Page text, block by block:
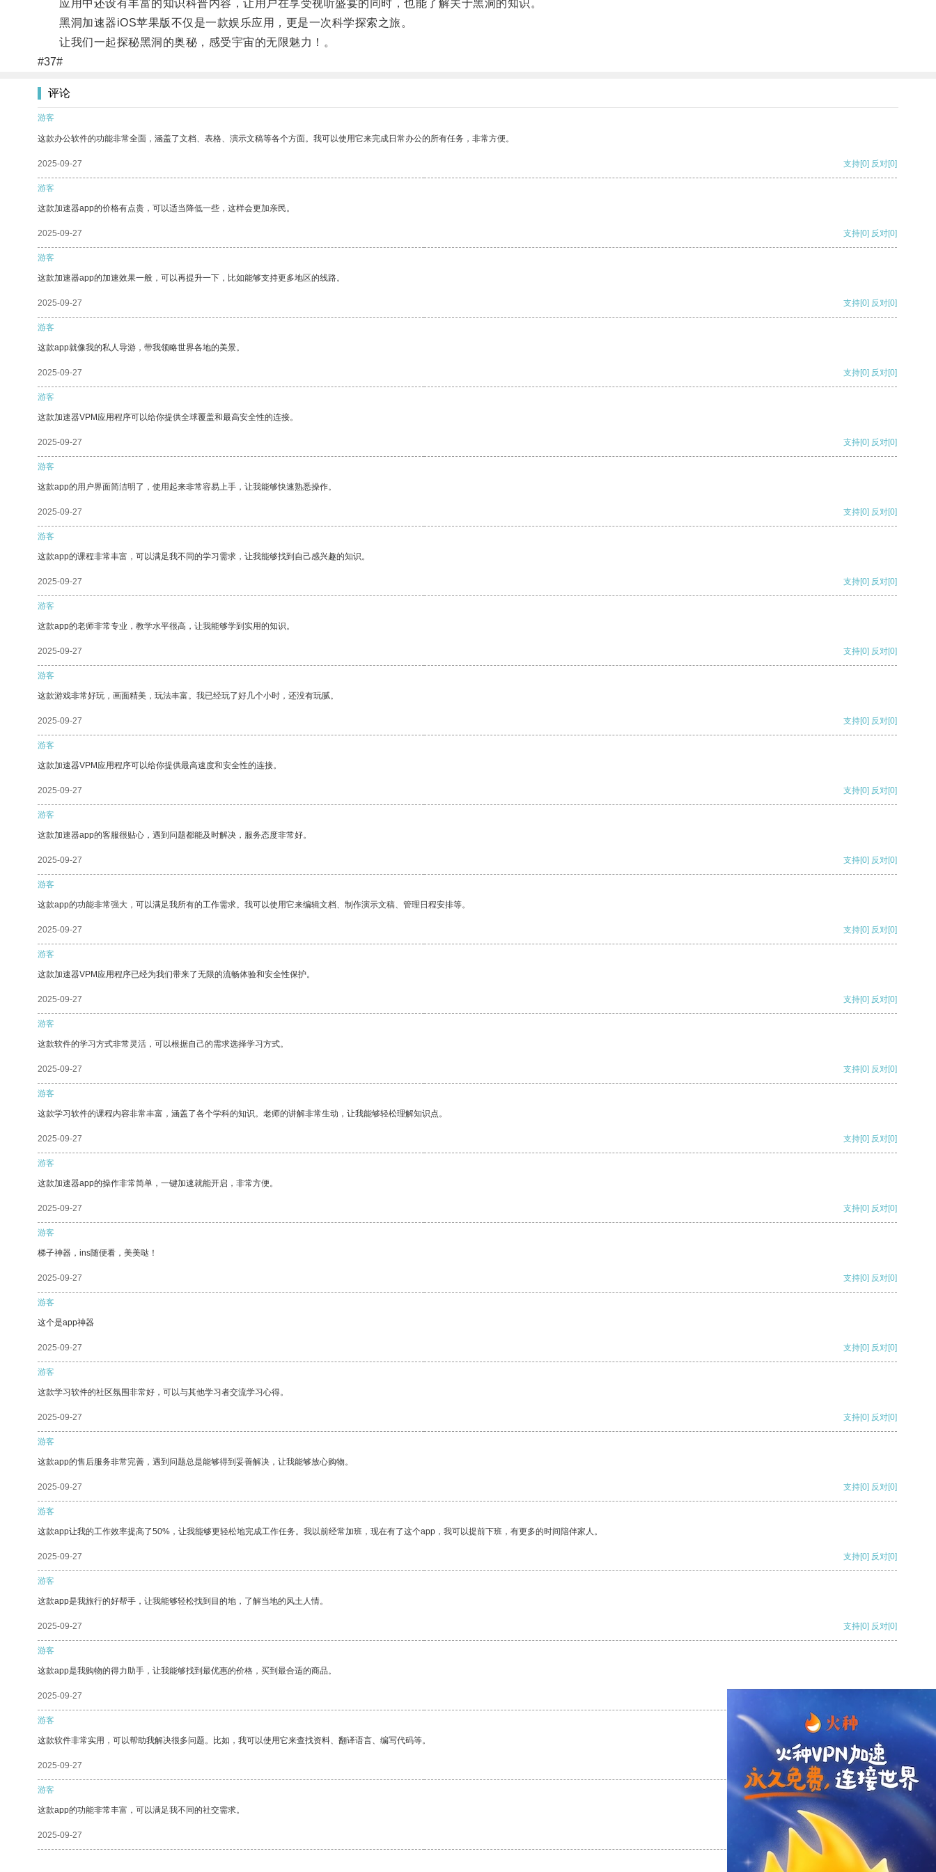
应用中还设有丰富的知识科普内容，让用户在享受视听盛宴的同时，也能了解关于黑洞的知识。
黑洞加速器iOS苹果版不仅是一款娱乐应用，更是一次科学探索之旅。
让我们一起探秘黑洞的奥秘，感受宇宙的无限魅力！。
#37#
评论
游客
这款办公软件的功能非常全面，涵盖了文档、表格、演示文稿等各个方面。我可以使用它来完成日常办公的所有任务，非常方便。
2025-09-27 支持[0] 反对[0]
游客
这款加速器app的价格有点贵，可以适当降低一些，这样会更加亲民。
2025-09-27 支持[0] 反对[0]
游客
这款加速器app的加速效果一般，可以再提升一下，比如能够支持更多地区的线路。
2025-09-27 支持[0] 反对[0]
游客
这款app就像我的私人导游，带我领略世界各地的美景。
2025-09-27 支持[0] 反对[0]
游客
这款加速器VPM应用程序可以给你提供全球覆盖和最高安全性的连接。
2025-09-27 支持[0] 反对[0]
游客
这款app的用户界面简洁明了，使用起来非常容易上手，让我能够快速熟悉操作。
2025-09-27 支持[0] 反对[0]
游客
这款app的课程非常丰富，可以满足我不同的学习需求，让我能够找到自己感兴趣的知识。
2025-09-27 支持[0] 反对[0]
游客
这款app的老师非常专业，教学水平很高，让我能够学到实用的知识。
2025-09-27 支持[0] 反对[0]
游客
这款游戏非常好玩，画面精美，玩法丰富。我已经玩了好几个小时，还没有玩腻。
2025-09-27 支持[0] 反对[0]
游客
这款加速器VPM应用程序可以给你提供最高速度和安全性的连接。
2025-09-27 支持[0] 反对[0]
游客
这款加速器app的客服很贴心，遇到问题都能及时解决，服务态度非常好。
2025-09-27 支持[0] 反对[0]
游客
这款app的功能非常强大，可以满足我所有的工作需求。我可以使用它来编辑文档、制作演示文稿、管理日程安排等。
2025-09-27 支持[0] 反对[0]
游客
这款加速器VPM应用程序已经为我们带来了无限的流畅体验和安全性保护。
2025-09-27 支持[0] 反对[0]
游客
这款软件的学习方式非常灵活，可以根据自己的需求选择学习方式。
2025-09-27 支持[0] 反对[0]
游客
这款学习软件的课程内容非常丰富，涵盖了各个学科的知识。老师的讲解非常生动，让我能够轻松理解知识点。
2025-09-27 支持[0] 反对[0]
游客
这款加速器app的操作非常简单，一键加速就能开启，非常方便。
2025-09-27 支持[0] 反对[0]
游客
梯子神器，ins随便看，美美哒！
2025-09-27 支持[0] 反对[0]
游客
这个是app神器
2025-09-27 支持[0] 反对[0]
游客
这款学习软件的社区氛围非常好，可以与其他学习者交流学习心得。
2025-09-27 支持[0] 反对[0]
游客
这款app的售后服务非常完善，遇到问题总是能够得到妥善解决，让我能够放心购物。
2025-09-27 支持[0] 反对[0]
游客
这款app让我的工作效率提高了50%，让我能够更轻松地完成工作任务。我以前经常加班，现在有了这个app，我可以提前下班，有更多的时间陪伴家人。
2025-09-27 支持[0] 反对[0]
游客
这款app是我旅行的好帮手，让我能够轻松找到目的地，了解当地的风土人情。
2025-09-27 支持[0] 反对[0]
游客
这款app是我购物的得力助手，让我能够找到最优惠的价格，买到最合适的商品。
2025-09-27
游客
这款软件非常实用，可以帮助我解决很多问题。比如，我可以使用它来查找资料、翻译语言、编写代码等。
2025-09-27 支持 [0] 反对 [0]
游客
这款app的功能非常丰富，可以满足我不同的社交需求。
2025-09-27 支持